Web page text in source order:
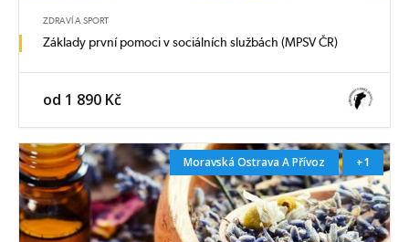
ZDRAVÍ A SPORT
Základy první pomoci v sociálních službách (MPSV ČR)
od 1 890 Kč
Moravská Ostrava A Přívoz +1